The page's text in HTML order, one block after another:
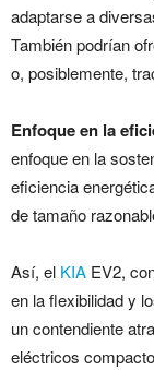
adaptarse a
También podrían
o, posiblemente,
Enfoque en la
enfoque en la
eficiencia
de tamaño
Así, el KIA EV2,
en la flexibilidad y
un contendiente
eléctricos